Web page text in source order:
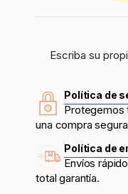
Escriba su
Política de
Protegemos
una compra
Política de
Envíos
total garantía.